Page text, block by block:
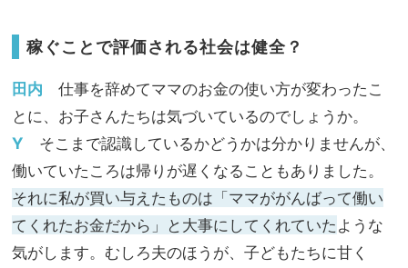
稼ぐことで評価される社会は健全？
田内 仕事を辞めてママのお金の使い方が変わったこ
とに、お子さんたちは気づいているのでしょうか。
Y そこまで認識しているかどうかは分かりませんが、
働いていたころは帰りが遅くなることもありました。
それに私が買い与えたものは「ママががんばって働い
てくれたお金だから」と大事にしてくれていたような
気がします。むしろ夫のほうが、子どもたちに甘く